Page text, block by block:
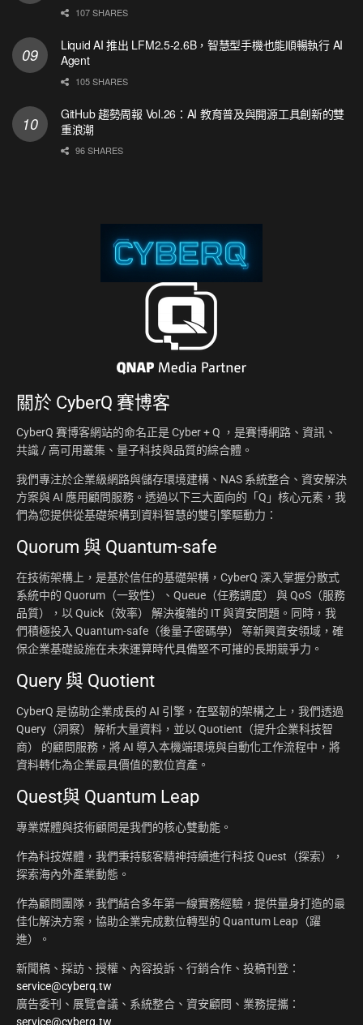
107 SHARES
Liquid AI 推出 LFM2.5-2.6B，智慧型手機也能順暢執行 AI
Agent
105 SHARES
GitHub 趨勢周報 Vol.26：AI 教育普及與開源工具創新的雙
重浪潮
96 SHARES
關於 CyberQ 賽博客
CyberQ 賽博客網站的命名正是 Cyber + Q ，是賽博網路、資訊、
共識 / 高可用叢集、量子科技與品質的綜合體。
我們專注於企業級網路與儲存環境建構、NAS 系統整合、資安解決
方案與 AI 應用顧問服務。透過以下三大面向的「Q」核心元素，我
們為您提供從基礎架構到資料智慧的雙引擎驅動力：
Quorum 與 Quantum-safe
在技術架構上，是基於信任的基礎架構，CyberQ 深入掌握分散式
系統中的 Quorum（一致性）、Queue（任務調度） 與 QoS（服務
品質），以 Quick（效率） 解決複雜的 IT 與資安問題。同時，我
們積極投入 Quantum-safe（後量子密碼學） 等新興資安領域，確
保企業基礎設施在未來運算時代具備堅不可摧的長期競爭力。
Query 與 Quotient
CyberQ 是協助企業成長的 AI 引擎，在堅韌的架構之上，我們透過
Query（洞察） 解析大量資料，並以 Quotient（提升企業科技智
商） 的顧問服務，將 AI 導入本機端環境與自動化工作流程中，將
資料轉化為企業最具價值的數位資產。
Quest與 Quantum Leap
專業媒體與技術顧問是我們的核心雙動能。
作為科技媒體，我們秉持駭客精神持續進行科技 Quest（探索），
探索海內外產業動態。
作為顧問團隊，我們結合多年第一線實務經驗，提供量身打造的最
佳化解決方案，協助企業完成數位轉型的 Quantum Leap（躍
進）。
新聞稿、採訪、授權、內容投訴、行銷合作、投稿刊登：
service@cyberq.tw
廣告委刊、展覽會議、系統整合、資安顧問、業務提攜：
service@cyberq.tw